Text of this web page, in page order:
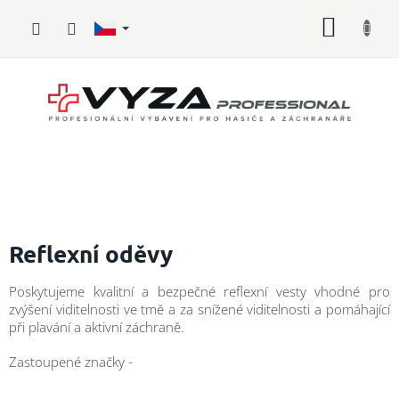
Požární
sport
Zdravotnické
Reflexní oděvy
Poskytujeme kvalitní a bezpečné reflexní vestyvhodné pro
zvýšení viditelnosti ve tmě a za snížené viditelnosti a pomáhající
při plavání a aktivní záchraně.
Zastoupené značky -